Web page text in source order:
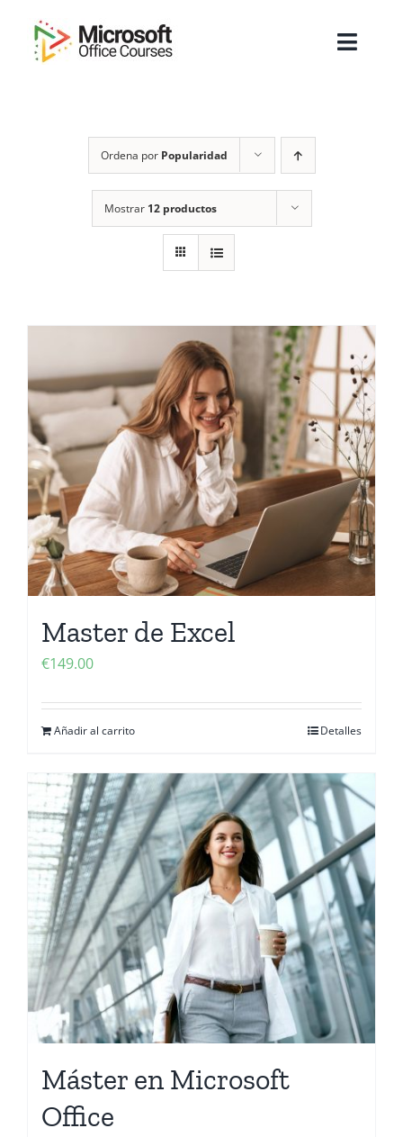
contenido
Sobre Nosotros
Cursos
Masters
Testimonios
Contactanos
Ordena por Popularidad
Mostrar 12 productos
Master de Excel
€149.00
Añadir al carrito Detalles
Máster en Microsoft
Office